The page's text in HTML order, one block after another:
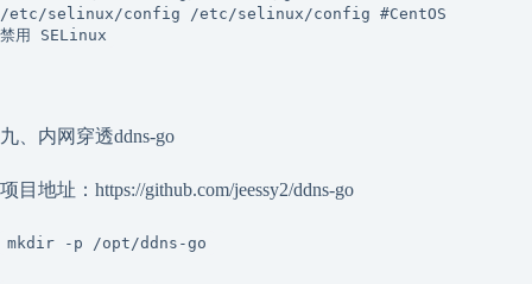
/etc/selinux/config /etc/selinux/config #CentOS
禁用 SELinux
九、内网穿透ddns-go
项目地址：https://github.com/jeessy2/ddns-go
mkdir -p /opt/ddns-go